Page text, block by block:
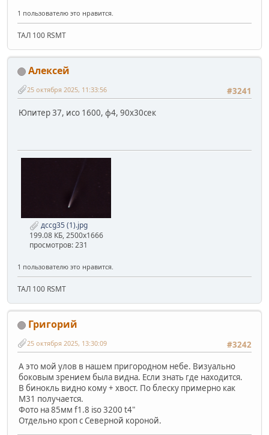
1 пользователю это нравится.
ТАЛ 100 RSMT
Алексей
#3241
25 октября 2025, 11:33:56
Юпитер 37, исо 1600, ф4, 90х30сек
дссg35 (1).jpg
199.08 КБ, 2500x1666
просмотров: 231
1 пользователю это нравится.
ТАЛ 100 RSMT
Григорий
#3242
25 октября 2025, 13:30:09
А это мой улов в нашем пригородном небе. Визуально
боковым зрением была видна. Если знать где находится.
В бинокль видно кому + хвост. По блеску примерно как
М31 получается.
Фото на 85мм f1.8 iso 3200 t4"
Отдельно кроп с Северной короной.